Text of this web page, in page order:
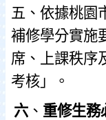
五、依據桃園
補修學分實施
席、上課秩序
考核」。
六 、 重修生務